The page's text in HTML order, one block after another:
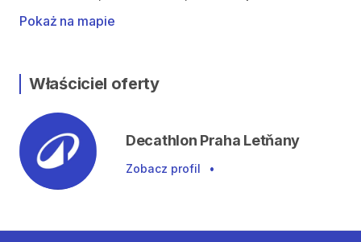
Pokaż na mapie
Właściciel oferty
Decathlon Praha Letňany
Zobacz profil •